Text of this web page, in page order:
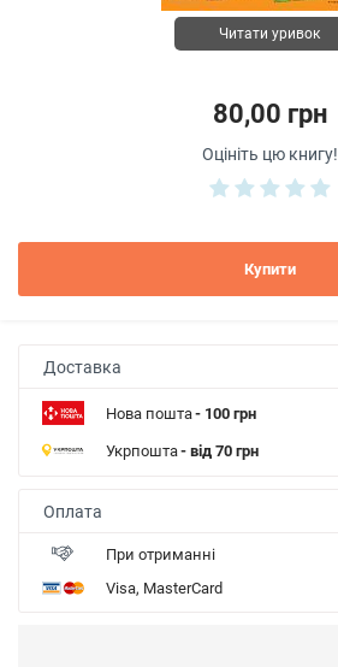
Читати уривок
80,00 грн
Оцініть цю книгу!
Купити
Доставка
Нова пошта- 100 грн
Укрпошта- від 70 грн
Оплата
При отриманні
Visa, MasterCard